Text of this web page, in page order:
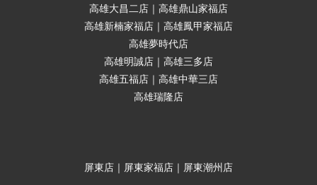
高雄大昌二店｜高雄鼎山家福店
高雄新楠家福店｜高雄鳳甲家福店
高雄夢時代店
高雄明誠店｜高雄三多店
高雄五福店｜高雄中華三店
高雄瑞隆店
屏東店｜屏東家福店｜屏東潮州店